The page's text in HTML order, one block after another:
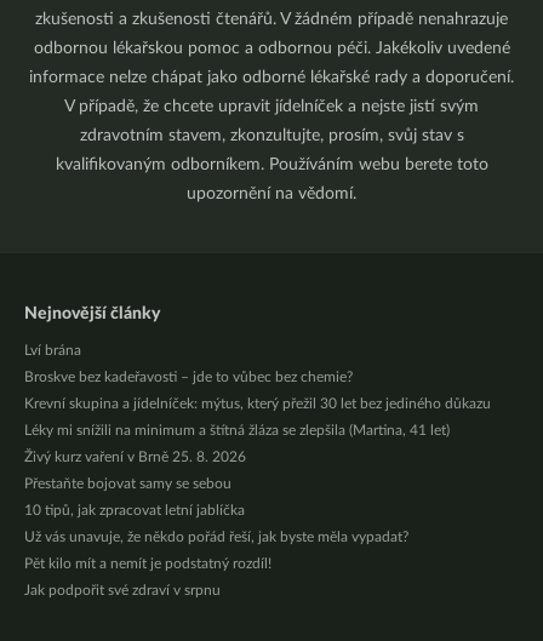
zkušenosti a zkušenosti čtenářů. V žádném případě nenahrazuje
odbornou lékařskou pomoc a odbornou péči. Jakékoliv uvedené
informace nelze chápat jako odborné lékařské rady a doporučení.
V případě, že chcete upravit jídelníček a nejste jistí svým
zdravotním stavem, zkonzultujte, prosím, svůj stav s
kvalifikovaným odborníkem. Používáním webu berete toto
upozornění na vědomí.
Nejnovější články
Lví brána
Broskve bez kadeřavosti – jde to vůbec bez chemie?
Krevní skupina a jídelníček: mýtus, který přežil 30 let bez jediného důkazu
Léky mi snížili na minimum a štítná žláza se zlepšila (Martina, 41 let)
Živý kurz vaření v Brně 25. 8. 2026
Přestaňte bojovat samy se sebou
10 tipů, jak zpracovat letní jablíčka
Už vás unavuje, že někdo pořád řeší, jak byste měla vypadat?
Pět kilo mít a nemít je podstatný rozdíl!
Jak podpořit své zdraví v srpnu